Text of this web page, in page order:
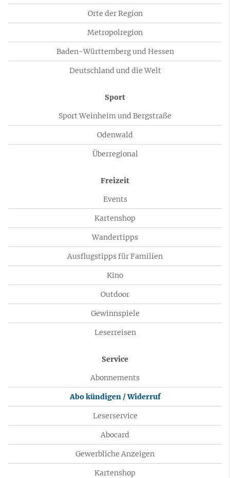
Orte der Region
Metropolregion
Baden-Württemberg und Hessen
Deutschland und die Welt
Sport
Sport Weinheim und Bergstraße
Odenwald
Überregional
Freizeit
Events
Kartenshop
Wandertipps
Ausflugstipps für Familien
Kino
Outdoor
Gewinnspiele
Leserreisen
Service
Abonnements
Abo kündigen / Widerruf
Leserservice
Abocard
Gewerbliche Anzeigen
Kartenshop